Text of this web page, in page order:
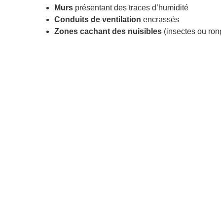
Murs présentant des traces d’humidité
Conduits de ventilation encrassés
Zones cachant des nuisibles (insectes ou